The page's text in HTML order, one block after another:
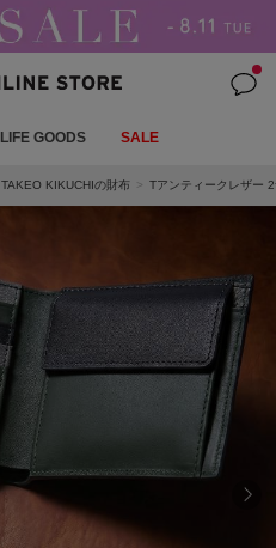
LIFE GOODS SALE
TAKEO KIKUCHIの財布 Tアンティークレザー